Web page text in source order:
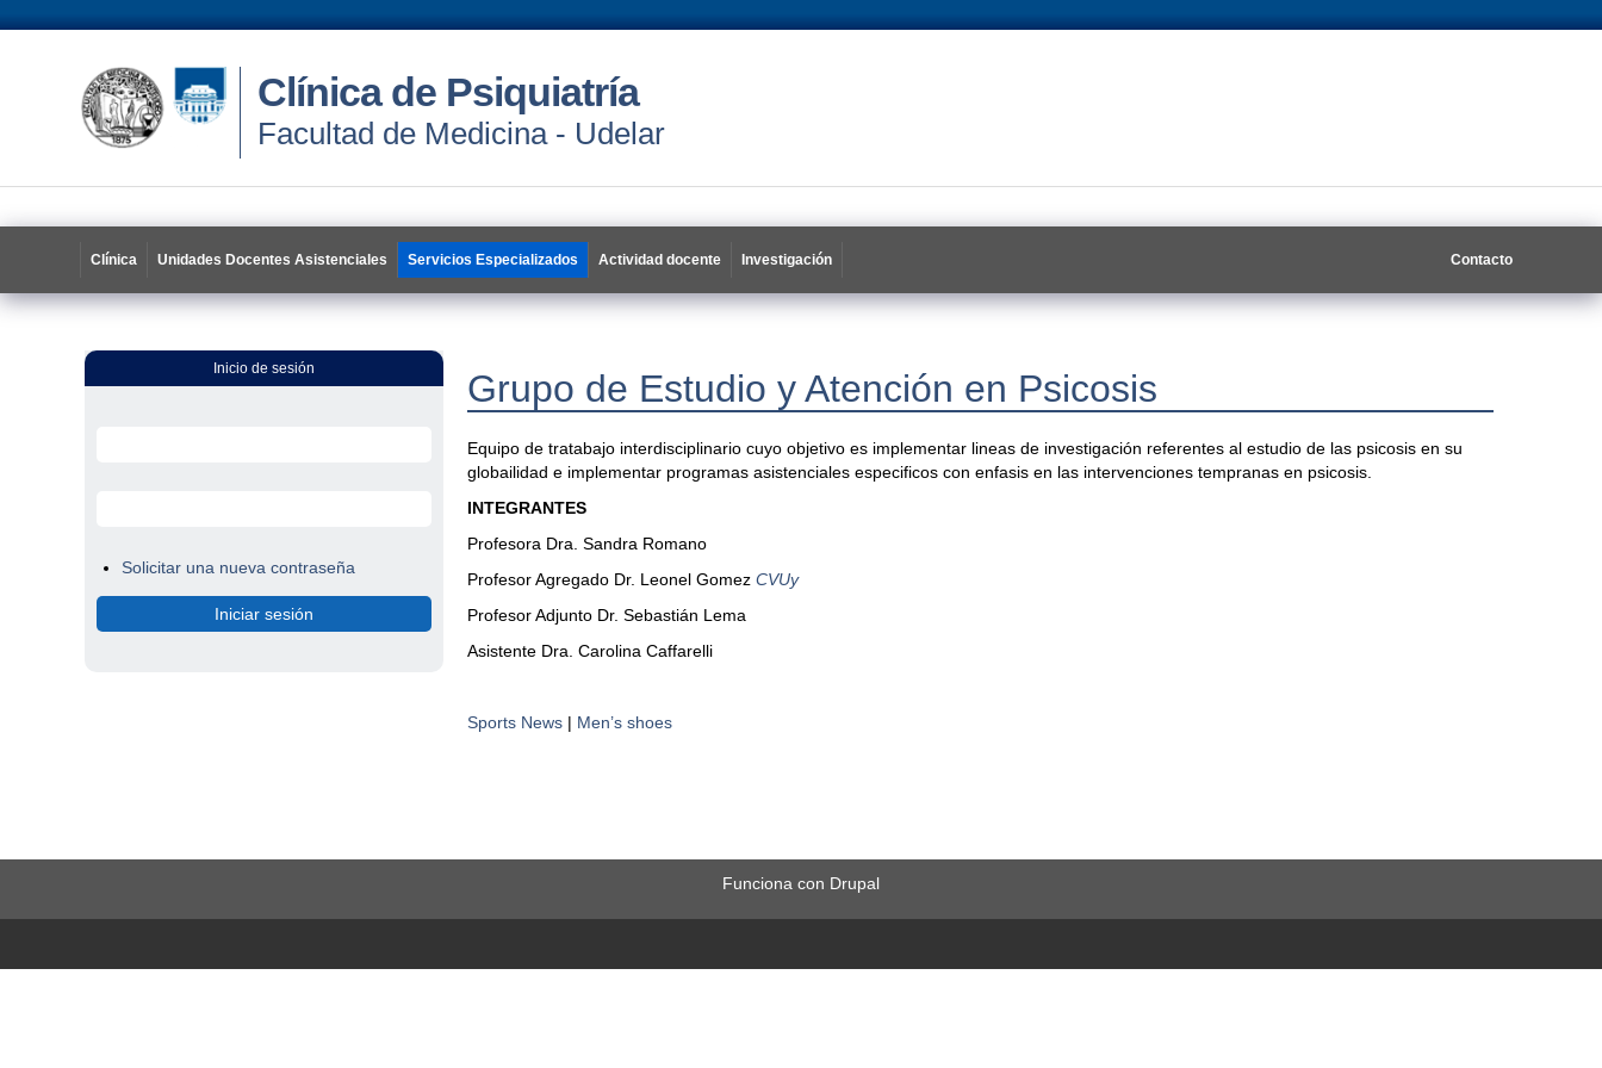
Clínica de Psiquiatría
Facultad de Medicina - Udelar
Clínica Unidades Docentes Asistenciales Servicios Especializados Actividad docente Investigación Contacto
Inicio de sesión
Solicitar una nueva contraseña
Grupo de Estudio y Atención en Psicosis
Equipo de tratabajo interdisciplinario cuyo objetivo es implementar lineas de investigación referentes al estudio de las psicosis en su
globailidad e implementar programas asistenciales especificos con enfasis en las intervenciones tempranas en psicosis.
INTEGRANTES
Profesora Dra. Sandra Romano
Profesor Agregado Dr. Leonel Gomez CVUy
Profesor Adjunto Dr. Sebastián Lema
Asistente Dra. Carolina Caffarelli
Sports News| Men’s shoes
Funciona con Drupal